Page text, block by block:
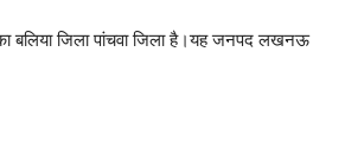
बलिया जिला पांचवा जिला है।यह जनपद लखनऊ